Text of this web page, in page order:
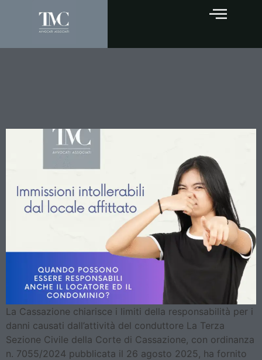
La Cassazione chiarisce i limiti della responsabilità per i
danni causati dall’attività del conduttore La Terza
Sezione Civile della Corte di Cassazione, con ordinanza
n. 7055/2024 pubblicata il 26 agosto 2025, ha fornito